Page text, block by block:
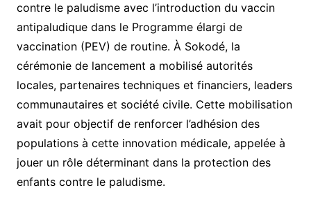
contre le paludisme avec l’introduction du vaccin
antipaludique dans le Programme élargi de
vaccination (PEV) de routine. À Sokodé, la
cérémonie de lancement a mobilisé autorités
locales, partenaires techniques et financiers, leaders
communautaires et société civile. Cette mobilisation
avait pour objectif de renforcer l’adhésion des
populations à cette innovation médicale, appelée à
jouer un rôle déterminant dans la protection des
enfants contre le paludisme.